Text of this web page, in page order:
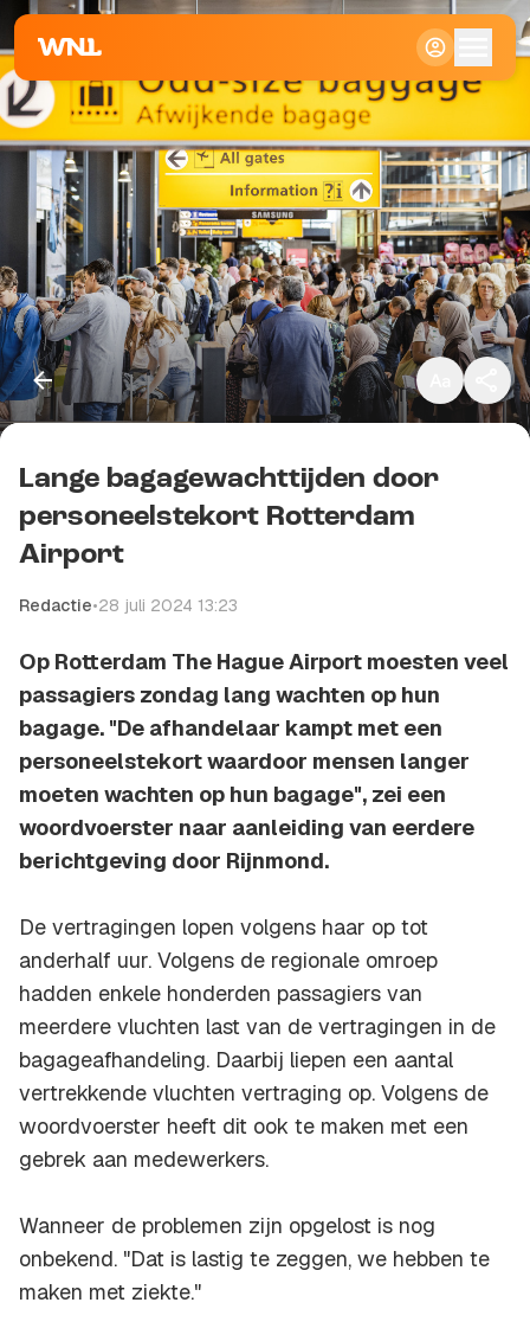
Klein
Standaard
Groot
Kopieer link
Lange bagagewachttijden door
personeelstekort Rotterdam
Airport
Redactie•28 juli 2024 13:23
Op Rotterdam The Hague Airport moesten veel
passagiers zondag lang wachten op hun
bagage. "De afhandelaar kampt met een
personeelstekort waardoor mensen langer
moeten wachten op hun bagage", zei een
woordvoerster naar aanleiding van eerdere
berichtgeving door Rijnmond.
De vertragingen lopen volgens haar op tot
anderhalf uur. Volgens de regionale omroep
hadden enkele honderden passagiers van
meerdere vluchten last van de vertragingen in de
bagageafhandeling. Daarbij liepen een aantal
vertrekkende vluchten vertraging op. Volgens de
woordvoerster heeft dit ook te maken met een
gebrek aan medewerkers.
Wanneer de problemen zijn opgelost is nog
onbekend. "Dat is lastig te zeggen, we hebben te
maken met ziekte."